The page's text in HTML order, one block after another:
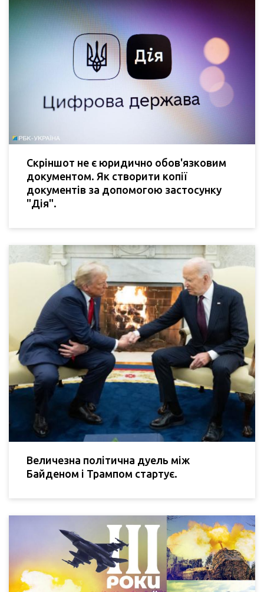
Скріншот не є юридично обов'язковим
документом. Як створити копії
документів за допомогою застосунку
"Дія".
Величезна політична дуель між
Байденом і Трампом стартує.